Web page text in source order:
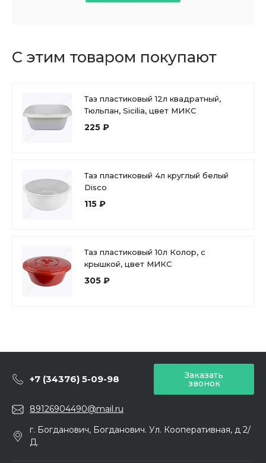
С этим товаром покупают
Таз пластиковый 12л квадратный,
Тюльпан, Sicilia, цвет МИКС
225 ₽
Таз пластиковый 4л круглый белый
Disco
115 ₽
Таз пластиковый 10л Колор, с
крышкой, цвет МИКС
305 ₽
+7 (34376) 5-09-98 Заказать
звонок
89126904490@mail.ru
г. Богданович, Богданович. Ул. Кооперативная, д 2/
Д.